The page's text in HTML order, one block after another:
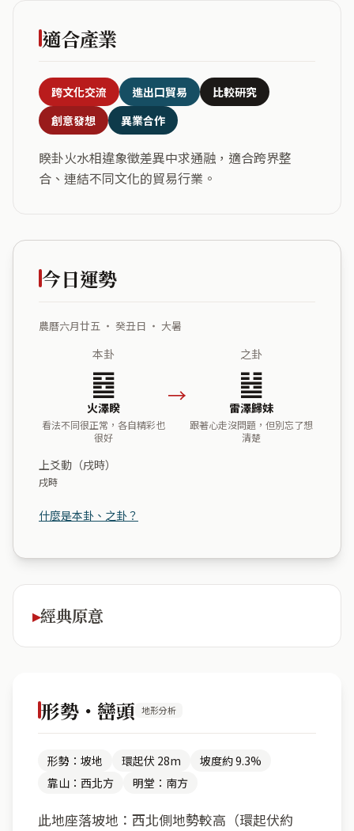
適合產業
跨文化交流 進出口貿易
比較研究
創意發想
異業合作
睽卦火水相違象徵差異中求通融，適合跨界整
合、連結不同文化的貿易行業。
今日運勢
農曆六月廿五 ・ 癸丑日 ・ 大暑
本卦
䷥
火澤睽
看法不同很正常，各自精彩也
很好
→
之卦
䷵
雷澤歸妹
跟著心走沒問題，但別忘了想
清楚
上爻動（戌時）
戌時
什麼是本卦、之卦？
經典原意
形勢・巒頭 地形分析
形勢：坡地 環起伏 28m
坡度約 9.3%
靠山：西北方
明堂：南方
此地座落坡地：西北側地勢較高（環起伏約